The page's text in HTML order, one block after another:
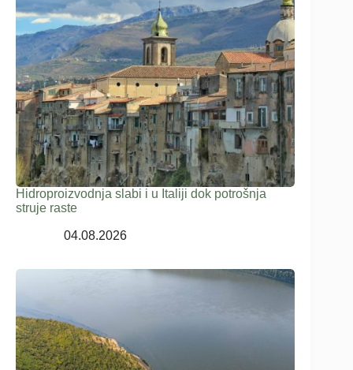
Hidroproizvodnja slabi i u Italiji dok potrošnja
struje raste
04.08.2026